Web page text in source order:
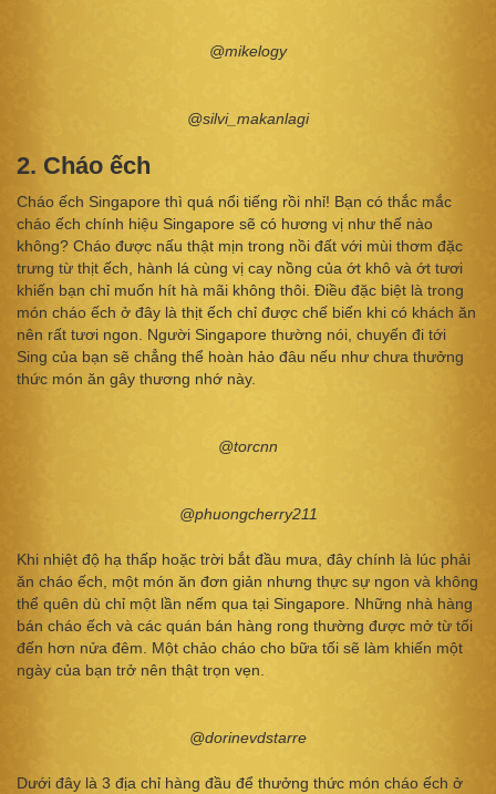
@mikelogy
@silvi_makanlagi
2. Cháo ếch
Cháo ếch Singapore thì quá nổi tiếng rồi nhỉ! Bạn có thắc mắc
cháo ếch chính hiệu Singapore sẽ có hương vị như thế nào
không? Cháo được nấu thật mịn trong nồi đất với mùi thơm đặc
trưng từ thịt ếch, hành lá cùng vị cay nồng của ớt khô và ớt tươi
khiến bạn chỉ muốn hít hà mãi không thôi. Điều đặc biệt là trong
món cháo ếch ở đây là thịt ếch chỉ được chế biến khi có khách ăn
nên rất tươi ngon. Người Singapore thường nói, chuyến đi tới
Sing của bạn sẽ chẳng thể hoàn hảo đâu nếu như chưa thưởng
thức món ăn gây thương nhớ này.
@torcnn
@phuongcherry211
Khi nhiệt độ hạ thấp hoặc trời bắt đầu mưa, đây chính là lúc phải
ăn cháo ếch, một món ăn đơn giản nhưng thực sự ngon và không
thể quên dù chỉ một lần nếm qua tại Singapore. Những nhà hàng
bán cháo ếch và các quán bán hàng rong thường được mở từ tối
đến hơn nửa đêm. Một chảo cháo cho bữa tối sẽ làm khiến một
ngày của bạn trở nên thật trọn vẹn.
@dorinevdstarre
Dưới đây là 3 địa chỉ hàng đầu để thưởng thức món cháo ếch ở